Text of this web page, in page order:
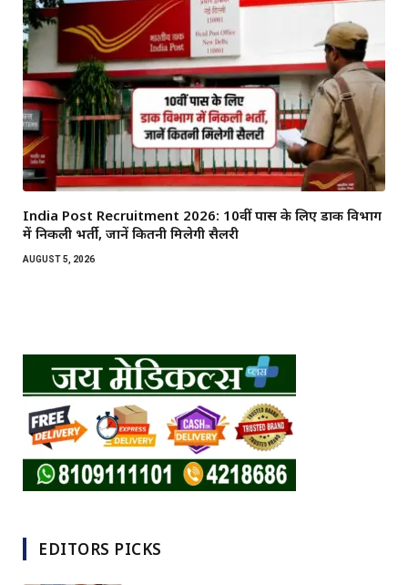
India Post Recruitment 2026: 10वीं पास के लिए डाक विभाग
में निकली भर्ती, जानें कितनी मिलेगी सैलरी
AUGUST 5, 2026
EDITORS PICKS